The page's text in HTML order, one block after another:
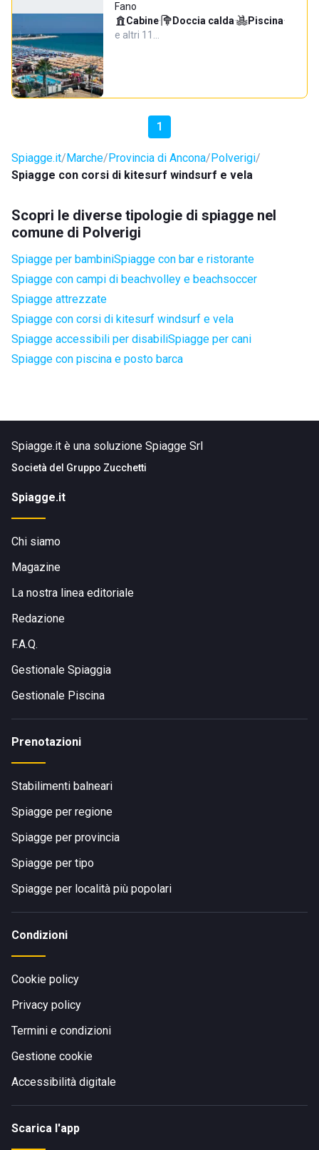
Fano
Cabine· Doccia calda· Piscina·
e altri 11…
1
Spiagge.it Marche Provincia di Ancona Polverigi
Spiagge con corsi di kitesurf windsurf e vela
Scopri le diverse tipologie di spiagge nel
comune di Polverigi
Spiagge per bambiniSpiagge con bar e ristorante
Spiagge con campi di beachvolley e beachsoccer
Spiagge attrezzate
Spiagge con corsi di kitesurf windsurf e vela
Spiagge accessibili per disabiliSpiagge per cani
Spiagge con piscina e posto barca
Spiagge.it è una soluzione Spiagge Srl
Società del Gruppo Zucchetti
Spiagge.it
Chi siamo
Magazine
La nostra linea editoriale
Redazione
F.A.Q.
Gestionale Spiaggia
Gestionale Piscina
Prenotazioni
Stabilimenti balneari
Spiagge per regione
Spiagge per provincia
Spiagge per tipo
Spiagge per località più popolari
Condizioni
Cookie policy
Privacy policy
Termini e condizioni
Gestione cookie
Accessibilità digitale
Scarica l'app